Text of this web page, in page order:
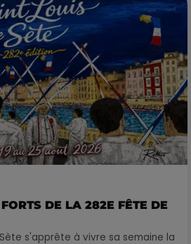
DE LA 282E FÊTE DE
s'apprête à vivre sa semaine la